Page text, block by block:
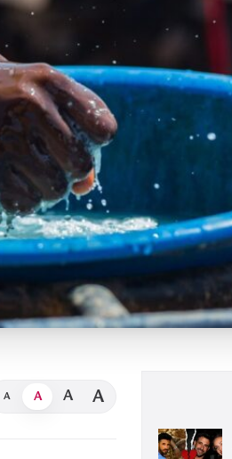
A A A A